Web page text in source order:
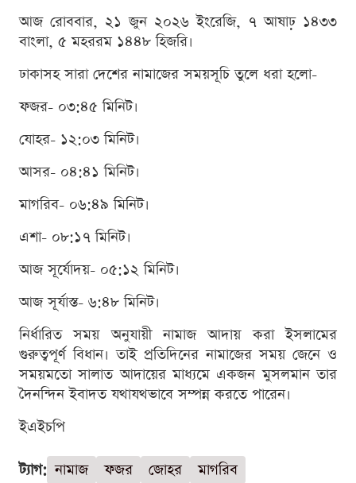
আজ রোববার, ২১ জুন ২০২৬ ইংরেজি, ৭ আষাঢ় ১৪৩৩
বাংলা, ৫ মহররম ১৪৪৮ হিজরি।
ঢাকাসহ সারা দেশের নামাজের সময়সূচি তুলে ধরা হলো-
ফজর- ০৩:৪৫ মিনিট।
যোহর- ১২:০৩ মিনিট।
আসর- ০৪:৪১ মিনিট।
মাগরিব- ০৬:৪৯ মিনিট।
এশা- ০৮:১৭ মিনিট।
আজ সূর্যোদয়- ০৫:১২ মিনিট।
আজ সূর্যাস্ত- ৬:৪৮ মিনিট।
নির্ধারিত সময় অনুযায়ী নামাজ আদায় করা ইসলামের
গুরুত্বপূর্ণ বিধান। তাই প্রতিদিনের নামাজের সময় জেনে ও
সময়মতো সালাত আদায়ের মাধ্যমে একজন মুসলমান তার
দৈনন্দিন ইবাদত যথাযথভাবে সম্পন্ন করতে পারেন।
ইএইচপি
ট্যাগ: নামাজ ফজর জোহর
মাগরিব